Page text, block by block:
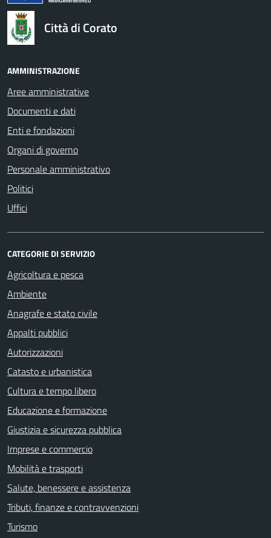
Città di Corato
AMMINISTRAZIONE
Aree amministrative
Documenti e dati
Enti e fondazioni
Organi di governo
Personale amministrativo
Politici
Uffici
CATEGORIE DI SERVIZIO
Agricoltura e pesca
Ambiente
Anagrafe e stato civile
Appalti pubblici
Autorizzazioni
Catasto e urbanistica
Cultura e tempo libero
Educazione e formazione
Giustizia e sicurezza pubblica
Imprese e commercio
Mobilità e trasporti
Salute, benessere e assistenza
Tributi, finanze e contravvenzioni
Turismo